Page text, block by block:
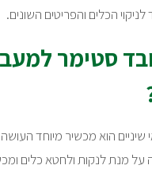
הכלים והפריטים השונים.
סטימר
שיניים הוא מכשיר מיוחד
על מנת לנקות ולחטא כלים